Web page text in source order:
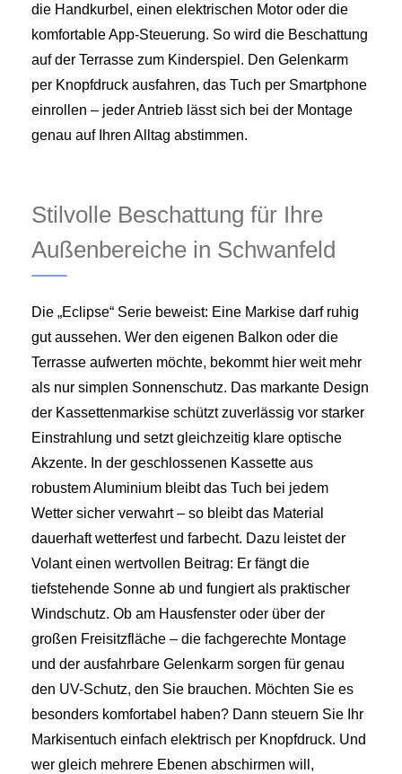
die Handkurbel, einen elektrischen Motor oder die
komfortable App-Steuerung. So wird die Beschattung
auf der Terrasse zum Kinderspiel. Den Gelenkarm
per Knopfdruck ausfahren, das Tuch per Smartphone
einrollen – jeder Antrieb lässt sich bei der Montage
genau auf Ihren Alltag abstimmen.
Stilvolle Beschattung für Ihre
Außenbereiche in Schwanfeld
Die „Eclipse“ Serie beweist: Eine Markise darf ruhig
gut aussehen. Wer den eigenen Balkon oder die
Terrasse aufwerten möchte, bekommt hier weit mehr
als nur simplen Sonnenschutz. Das markante Design
der Kassettenmarkise schützt zuverlässig vor starker
Einstrahlung und setzt gleichzeitig klare optische
Akzente. In der geschlossenen Kassette aus
robustem Aluminium bleibt das Tuch bei jedem
Wetter sicher verwahrt – so bleibt das Material
dauerhaft wetterfest und farbecht. Dazu leistet der
Volant einen wertvollen Beitrag: Er fängt die
tiefstehende Sonne ab und fungiert als praktischer
Windschutz. Ob am Hausfenster oder über der
großen Freisitzfläche – die fachgerechte Montage
und der ausfahrbare Gelenkarm sorgen für genau
den UV-Schutz, den Sie brauchen. Möchten Sie es
besonders komfortabel haben? Dann steuern Sie Ihr
Markisentuch einfach elektrisch per Knopfdruck. Und
wer gleich mehrere Ebenen abschirmen will,